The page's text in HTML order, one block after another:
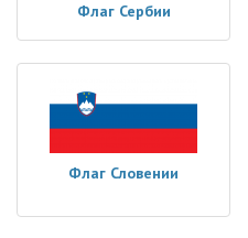
Флаг Сербии
Флаг Словении